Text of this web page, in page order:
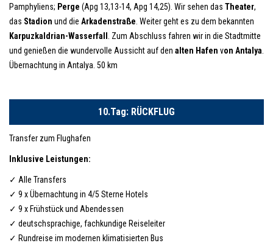
Pamphyliens; Perge (Apg 13,13-14, Apg 14,25). Wir sehen das Theater,
das Stadion und die Arkadenstraße . Weiter geht es zu dem bekannten
Karpuzkaldrian-Wasserfall
. Zum Abschluss fahren wir in die Stadtmitte
und genießen die wundervolle Aussicht auf den alten Hafen von Antalya
Übernachtung in Antalya. 50 km
10.Tag: RÜCKFLUG
Transfer zum Flughafen
Inklusive Leistungen:
✓ Alle Transfers
✓ 9 x Übernachtung in 4/5 Sterne Hotels
✓ 9 x Frühstück und Abendessen
✓ deutschsprachige, fachkundige Reiseleiter
✓ Rundreise im modernen klimatisierten Bus